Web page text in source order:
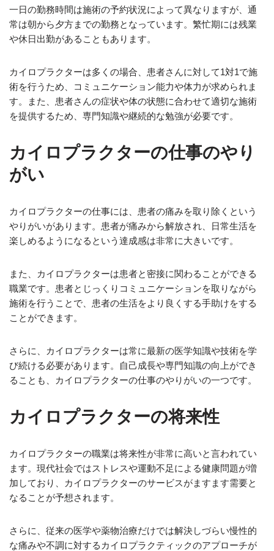
一日の勤務時間は施術の予約状況によって異なりますが、通
常は朝から夕方までの勤務となっています。繁忙期には残業
や休日出勤があることもあります。
カイロプラクターは多くの場合、患者さんに対して1対1で施
術を行うため、コミュニケーション能力や体力が求められま
す。また、患者さんの症状や体の状態に合わせて適切な施術
を提供するため、専門知識や継続的な勉強が必要です。
カイロプラクターの仕事のやり
がい
カイロプラクターの仕事には、患者の痛みを取り除くという
やりがいがあります。患者が痛みから解放され、日常生活を
楽しめるようになるという達成感は非常に大きいです。
また、カイロプラクターは患者と密接に関わることができる
職業です。患者とじっくりコミュニケーションを取りながら
施術を行うことで、患者の生活をより良くする手助けをする
ことができます。
さらに、カイロプラクターは常に最新の医学知識や技術を学
び続ける必要があります。自己成長や専門知識の向上ができ
ることも、カイロプラクターの仕事のやりがいの一つです。
カイロプラクターの将来性
カイロプラクターの職業は将来性が非常に高いと言われてい
ます。現代社会ではストレスや運動不足による健康問題が増
加しており、カイロプラクターのサービスがますます需要と
なることが予想されます。
さらに、従来の医学や薬物治療だけでは解決しづらい慢性的
な痛みや不調に対するカイロプラクティックのアプローチが